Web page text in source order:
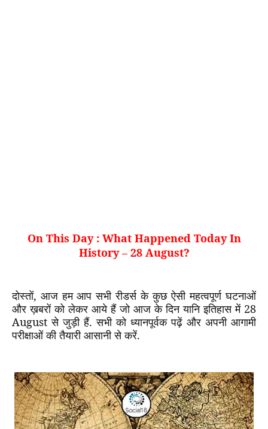
On This Day : What Happened Today In
History – 28 August?
दोस्तों, आज हम आप सभी रीडर्स के कुछ ऐसी महत्वपूर्ण घटनाओं
और ख़बरों को लेकर आये हैं जो आज के दिन यानि इतिहास में 28
Augustसे जुड़ी हैं. सभी को ध्यानपूर्वक पढ़ें और अपनी आगामी
परीक्षाओं की तैयारी आसानी से करें.